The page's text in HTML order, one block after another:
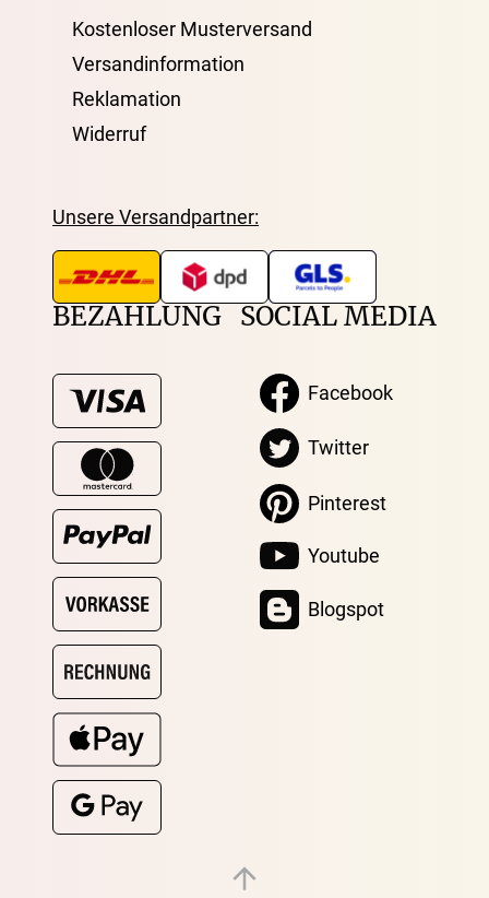
Kostenloser Musterversand
Versandinformation
Reklamation
Widerruf
Unsere Versandpartner:
BEZAHLUNG SOCIAL MEDIA
Facebook
Twitter
Pinterest
Youtube
Blogspot